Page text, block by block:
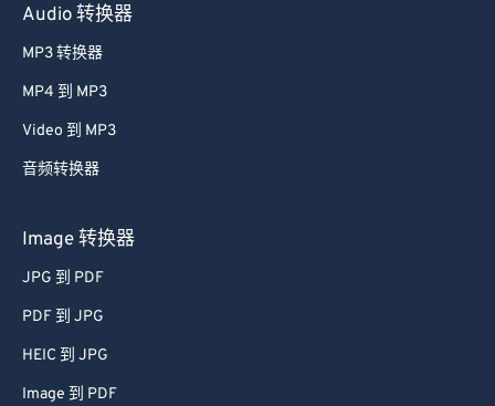
Audio 转换器
MP3 转换器
MP4 到 MP3
Video 到 MP3
音频转换器
Image 转换器
JPG 到 PDF
PDF 到 JPG
HEIC 到 JPG
Image 到 PDF